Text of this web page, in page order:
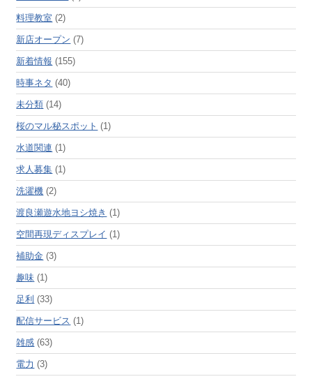
料理教室 (2)
新店オープン (7)
新着情報 (155)
時事ネタ (40)
未分類 (14)
桜のマル秘スポット (1)
水道関連 (1)
求人募集 (1)
洗濯機 (2)
渡良瀬遊水地ヨシ焼き (1)
空間再現ディスプレイ (1)
補助金 (3)
趣味 (1)
足利 (33)
配信サービス (1)
雑感 (63)
電力 (3)